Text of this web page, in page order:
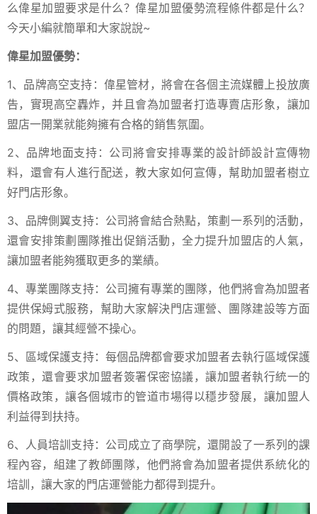
么偉星加盟要求是什么？偉星加盟優勢流程條件都是什么？
今天小編就簡單和大家說說~
偉星加盟優勢：
1、品牌高空支持：偉星管材，將會在各個主流媒體上投放廣
告，實現高空轟炸，并且會為加盟者打造專賣店形象，讓加
盟店一開業就能夠擁有合格的銷售氛圍。
2、品牌地面支持：公司將會安排專業的設計師設計宣傳物
料，還會有人進行配送，教大家如何宣傳，幫助加盟者樹立
好門店形象。
3、品牌側翼支持：公司將會結合熱點，策劃一系列的活動，
還會安排策劃團隊推出促銷活動，全力提升加盟店的人氣，
讓加盟者能夠獲取更多的業績。
4、專業團隊支持：公司擁有專業的團隊，他們將會為加盟者
提供保姆式服務，幫助大家解決門店運營、團隊建設等方面
的問題，讓其經營不操心。
5、區域保護支持：每個品牌都會要求加盟者去執行區域保護
政策，還會要求加盟者簽署保密協議，讓加盟者執行統一的
價格政策，讓各個城市的管道市場得以穩步發展，讓加盟人
利益得到扶持。
6、人員培訓支持：公司成立了商學院，還開設了一系列的課
程內容，組建了教師團隊，他們將會為加盟者提供系統化的
培訓，讓大家的門店運營能力都得到提升。